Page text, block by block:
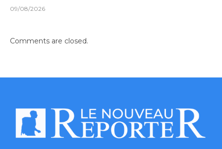
09/08/2026
Comments are closed.